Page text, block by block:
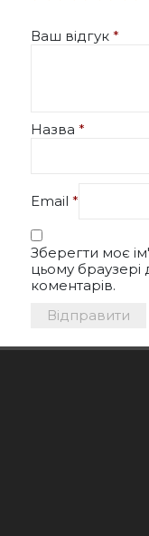
Ваш відгук *
Назва *
Email *
Зберегти моє
цьому
коментарів.